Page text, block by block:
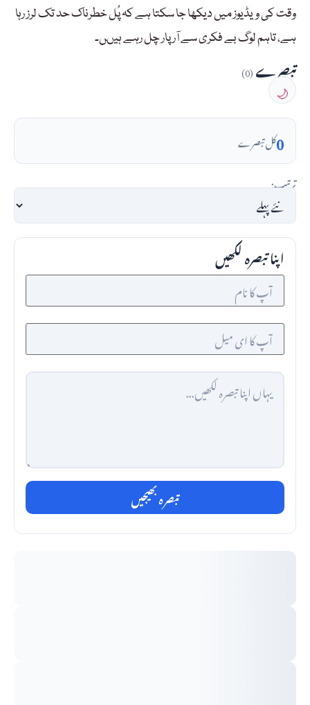
وقت کی ویڈیوز میں دیکھا جا سکتا ہے کہ پُل خطرناک حد تک لرز رہا
ہے، تاہم لوگ بے فکری سے آر پار چل رہے ہیںں۔
تبصرے(0)
🌙
0کل تبصرے
ترتیب:
اپنا تبصرہ لکھیں
تبصرہ بھیجیں